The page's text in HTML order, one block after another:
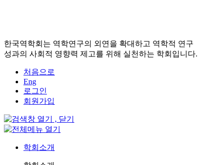
한국역학회는 역학연구의 외연을 확대하고 역학적 연구
성과의 사회적 영향력 제고를 위해 실천하는 학회입니다.
처음으로
Eng
로그인
회원가입
학회소개